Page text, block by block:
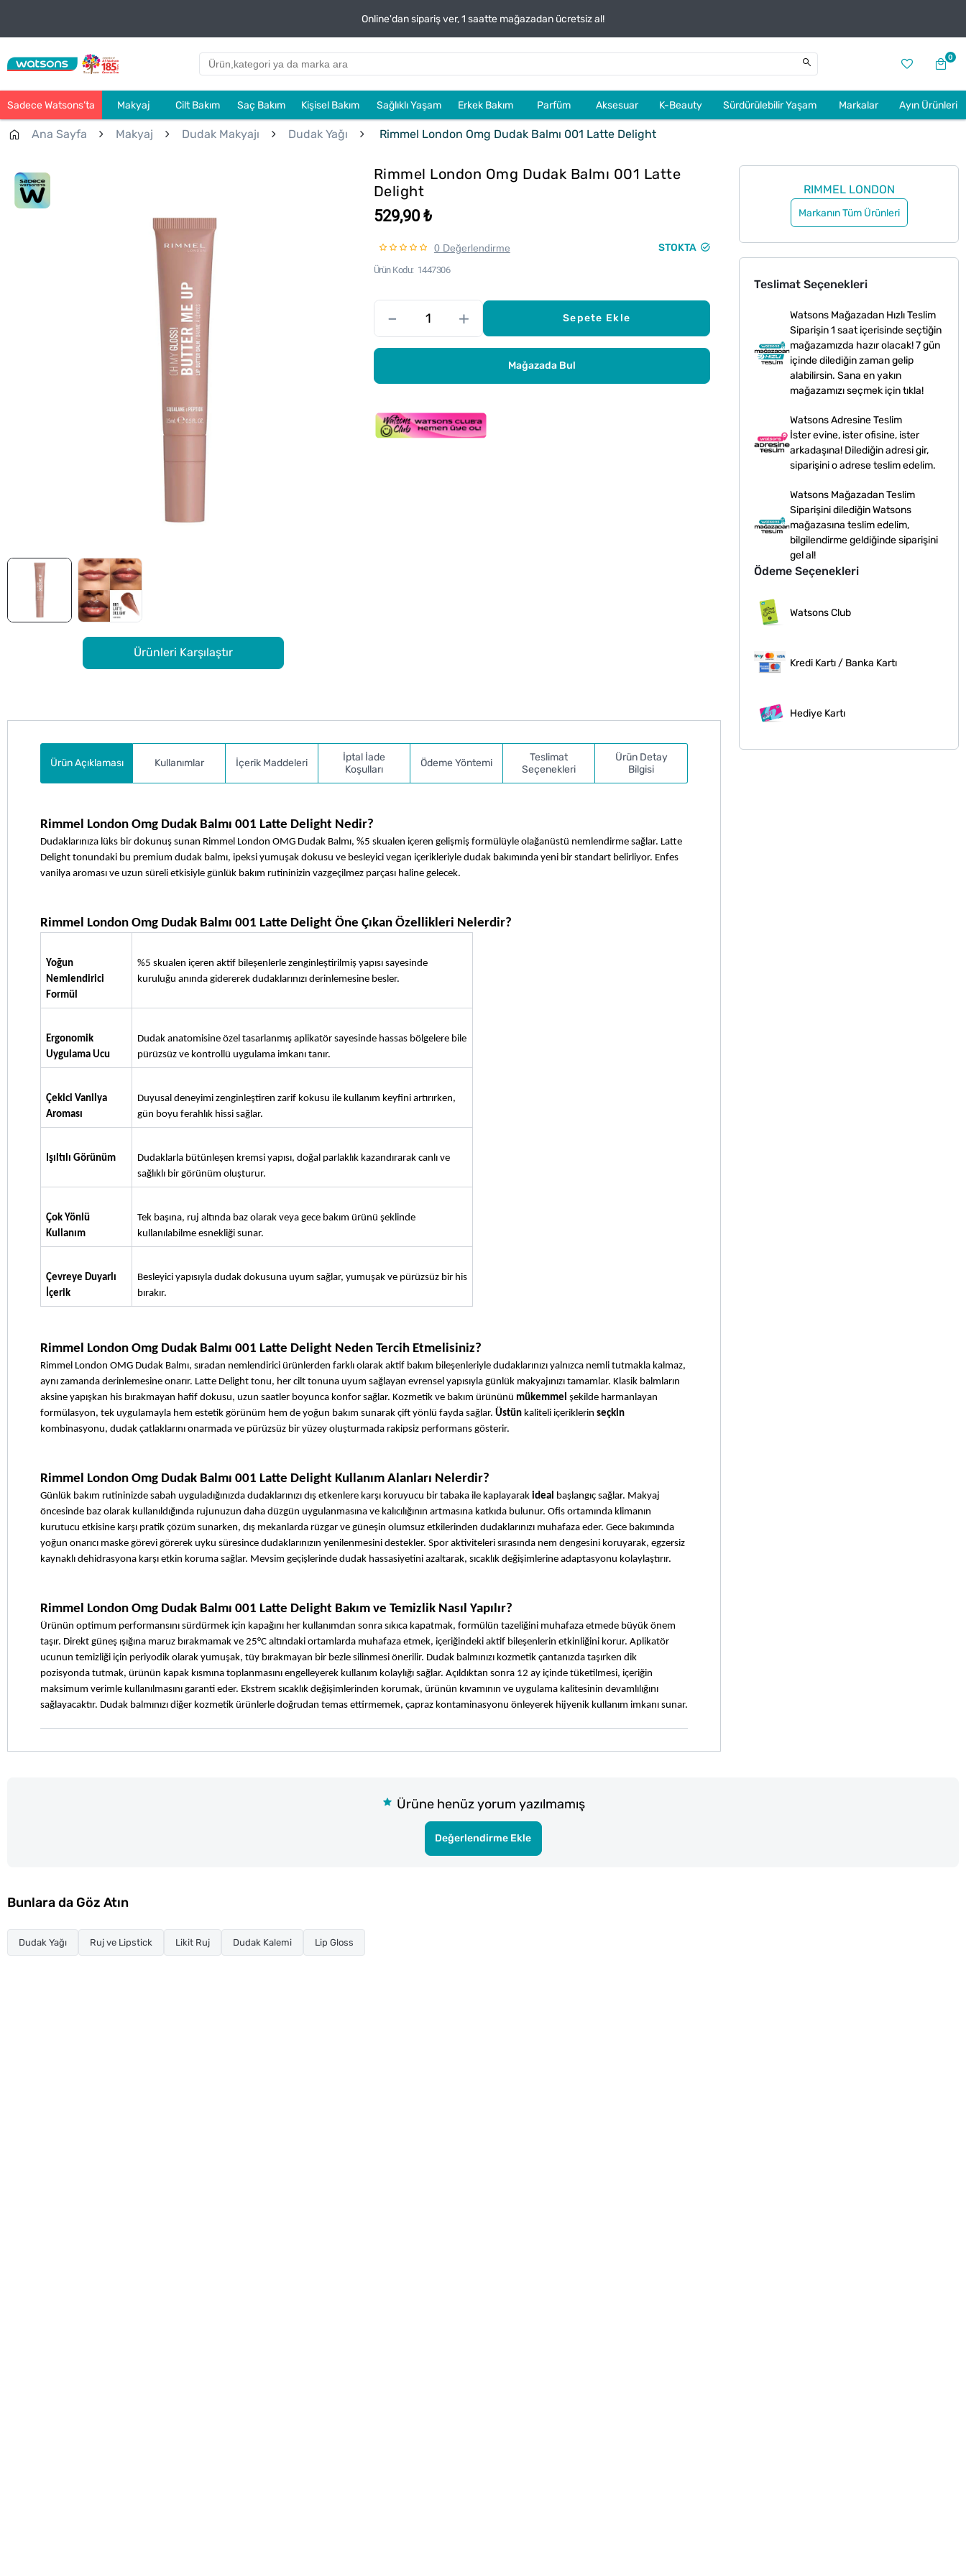
Online'dan sipariş ver, 1 saatte mağazadan ücretsiz al!
0
Sadece Watsons’ta Makyaj Cilt Bakım Saç Bakım Kişisel Bakım Sağlıklı Yaşam Erkek Bakım Parfüm Aksesuar K-Beauty Sürdürülebilir Yaşam Markalar Ayın Ürünleri
Ana Sayfa Makyaj Dudak Makyajı Dudak Yağı Rimmel London Omg Dudak Balmı 001 Latte Delight
Ürünleri Karşılaştır
Rimmel London Omg Dudak Balmı 001 Latte
Delight
529,90 ₺
0 Değerlendirme STOKTA
Ürün Kodu 1447306
– + Sepete Ekle
Mağazada Bul
RIMMEL LONDON
Markanın Tüm Ürünleri
Teslimat Seçenekleri
Watsons Mağazadan Hızlı Teslim
Siparişin 1 saat içerisinde seçtiğin
mağazamızda hazır olacak! 7 gün
içinde dilediğin zaman gelip
alabilirsin. Sana en yakın
mağazamızı seçmek için tıkla!
Watsons Adresine Teslim
İster evine, ister ofisine, ister
arkadaşına! Dilediğin adresi gir,
siparişini o adrese teslim edelim.
Watsons Mağazadan Teslim
Siparişini dilediğin Watsons
mağazasına teslim edelim,
bilgilendirme geldiğinde siparişini
gel al!
Ödeme Seçenekleri
Watsons Club
Kredi Kartı / Banka Kartı
Hediye Kartı
Ürün Açıklaması Kullanımlar İçerik Maddeleri
İptal İade
Koşulları
Ödeme Yöntemi
Teslimat
Seçenekleri
Ürün Detay
Bilgisi
Rimmel London Omg Dudak Balmı 001 Latte Delight Nedir?
Dudaklarınıza lüks bir dokunuş sunan Rimmel London OMG Dudak Balmı, %5 skualen içeren gelişmiş formülüyle olağanüstü nemlendirme sağlar. Latte
Delight tonundaki bu premium dudak balmı, ipeksi yumuşak dokusu ve besleyici vegan içerikleriyle dudak bakımında yeni bir standart belirliyor. Enfes
vanilya aroması ve uzun süreli etkisiyle günlük bakım rutininizin vazgeçilmez parçası haline gelecek.
Rimmel London Omg Dudak Balmı 001 Latte Delight Öne Çıkan Özellikleri Nelerdir?
Yoğun
Nemlendirici
Formül
%5 skualen içeren aktif bileşenlerle zenginleştirilmiş yapısı sayesinde
kuruluğu anında gidererek dudaklarınızı derinlemesine besler.
Ergonomik
Uygulama Ucu
Dudak anatomisine özel tasarlanmış aplikatör sayesinde hassas bölgelere bile
pürüzsüz ve kontrollü uygulama imkanı tanır.
Çekici Vanilya
Aroması
Duyusal deneyimi zenginleştiren zarif kokusu ile kullanım keyfini artırırken,
gün boyu ferahlık hissi sağlar.
Işıltılı Görünüm
Dudaklarla bütünleşen kremsi yapısı, doğal parlaklık kazandırarak canlı ve
sağlıklı bir görünüm oluşturur.
Çok Yönlü
Kullanım
Tek başına, ruj altında baz olarak veya gece bakım ürünü şeklinde
kullanılabilme esnekliği sunar.
Çevreye Duyarlı
İçerik
Besleyici yapısıyla dudak dokusuna uyum sağlar, yumuşak ve pürüzsüz bir his
bırakır.
Rimmel London Omg Dudak Balmı 001 Latte Delight Neden Tercih Etmelisiniz?
Rimmel London OMG Dudak Balmı, sıradan nemlendirici ürünlerden farklı olarak aktif bakım bileşenleriyle dudaklarınızı yalnızca nemli tutmakla kalmaz,
aynı zamanda derinlemesine onarır. Latte Delight tonu, her cilt tonuna uyum sağlayan evrensel yapısıyla günlük makyajınızı tamamlar. Klasik balmların
aksine yapışkan his bırakmayan hafif dokusu, uzun saatler boyunca konfor sağlar. Kozmetik ve bakım ürününü mükemmel şekilde harmanlayan
formülasyon, tek uygulamayla hem estetik görünüm hem de yoğun bakım sunarak çift yönlü fayda sağlar. Üstün kaliteli içeriklerin seçkin
kombinasyonu, dudak çatlaklarını onarmada ve pürüzsüz bir yüzey oluşturmada rakipsiz performans gösterir.
Rimmel London Omg Dudak Balmı 001 Latte Delight Kullanım Alanları Nelerdir?
Günlük bakım rutininizde sabah uyguladığınızda dudaklarınızı dış etkenlere karşı koruyucu bir tabaka ile kaplayarak ideal başlangıç sağlar. Makyaj
öncesinde baz olarak kullanıldığında rujunuzun daha düzgün uygulanmasına ve kalıcılığının artmasına katkıda bulunur. Ofis ortamında klimanın
kurutucu etkisine karşı pratik çözüm sunarken, dış mekanlarda rüzgar ve güneşin olumsuz etkilerinden dudaklarınızı muhafaza eder. Gece bakımında
yoğun onarıcı maske görevi görerek uyku süresince dudaklarınızın yenilenmesini destekler. Spor aktiviteleri sırasında nem dengesini koruyarak, egzersiz
kaynaklı dehidrasyona karşı etkin koruma sağlar. Mevsim geçişlerinde dudak hassasiyetini azaltarak, sıcaklık değişimlerine adaptasyonu kolaylaştırır.
Rimmel London Omg Dudak Balmı 001 Latte Delight Bakım ve Temizlik Nasıl Yapılır?
Ürünün optimum performansını sürdürmek için kapağını her kullanımdan sonra sıkıca kapatmak, formülün tazeliğini muhafaza etmede büyük önem
taşır. Direkt güneş ışığına maruz bırakmamak ve 25°C altındaki ortamlarda muhafaza etmek, içeriğindeki aktif bileşenlerin etkinliğini korur. Aplikatör
ucunun temizliği için periyodik olarak yumuşak, tüy bırakmayan bir bezle silinmesi önerilir. Dudak balmınızı kozmetik çantanızda taşırken dik
pozisyonda tutmak, ürünün kapak kısmına toplanmasını engelleyerek kullanım kolaylığı sağlar. Açıldıktan sonra 12 ay içinde tüketilmesi, içeriğin
maksimum verimle kullanılmasını garanti eder. Ekstrem sıcaklık değişimlerinden korumak, ürünün kıvamının ve uygulama kalitesinin devamlılığını
sağlayacaktır. Dudak balmınızı diğer kozmetik ürünlerle doğrudan temas ettirmemek, çapraz kontaminasyonu önleyerek hijyenik kullanım imkanı sunar.
Ürüne henüz yorum yazılmamış
Değerlendirme Ekle
Bunlara da Göz Atın
Dudak Yağı Ruj ve Lipstick Likit Ruj Dudak Kalemi Lip Gloss